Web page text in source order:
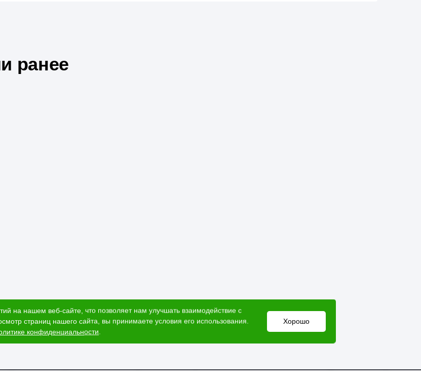
ранее
на нашем веб-сайте, что позволяет нам улучшать взаимодействие с
страниц нашего сайта, вы принимаете условия его использования.
конфиденциальности.
Хорошо